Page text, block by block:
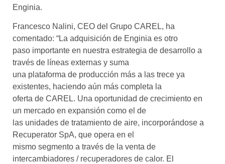
Enginia.
Francesco Nalini, CEO del Grupo CAREL, ha
comentado: “La adquisición de Enginia es otro
paso importante en nuestra estrategia de desarrollo a
través de líneas externas y suma
una plataforma de producción más a las trece ya
existentes, haciendo aún más completa la
oferta de CAREL. Una oportunidad de crecimiento en
un mercado en expansión como el de
las unidades de tratamiento de aire, incorporándose a
Recuperator SpA, que opera en el
mismo segmento a través de la venta de
intercambiadores / recuperadores de calor. El